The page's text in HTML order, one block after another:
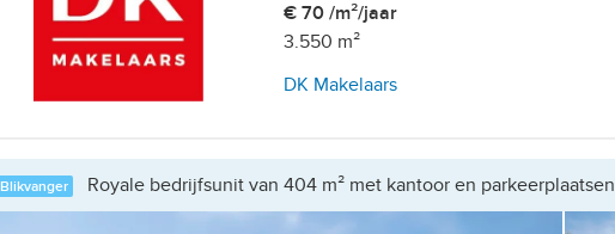
€ 70 /m²/jaar
3.550 m²
DK Makelaars
Blikvanger Royale bedrijfsunit van 404 m² met kantoor en parkeerplaatsen